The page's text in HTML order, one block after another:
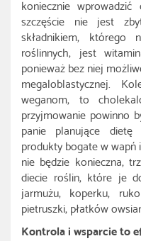
koniecznie
szczęście nie jest
składnikiem, którego
roślinnych, jest
ponieważ bez niej
megaloblastycznej.
weganom, to
przyjmowanie powinno
panie planujące
produkty bogate w
nie będzie konieczna,
diecie roślin, które je
jarmużu, koperku,
pietruszki, płatków
Kontrola i wsparcie to